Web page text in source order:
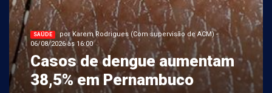
SAÚDE
por Karem Rodrigues (Com supervisão de ACM) -
06/08/2026 às 16:00
Casos de dengue aumentam
38,5% em Pernambuco